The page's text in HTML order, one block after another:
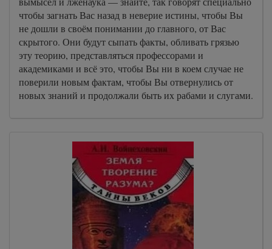
чтобы загнать Вас назад в неверие истины, чтобы Вы
не дошли в своём понимании до главного, от Вас
скрытого. Они будут сыпать факты, обливать грязью
эту теорию, представляться профессорами и
академиками и всё это, чтобы Вы ни в коем случае не
поверили новым фактам, чтобы Вы отвернулись от
новых знаний и продолжали быть их рабами и слугами.